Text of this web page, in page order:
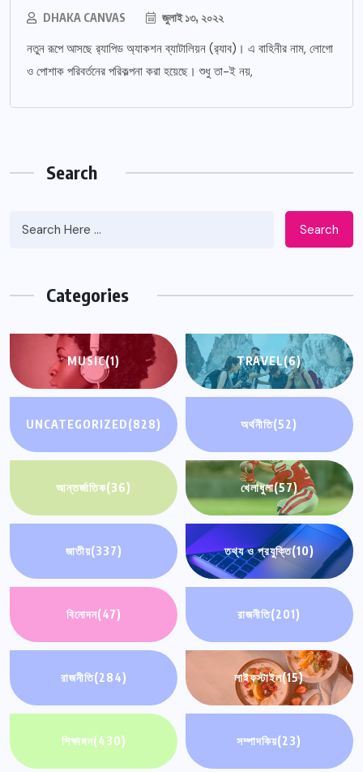
DHAKA CANVAS জুলাই ১৩, ২০২২
নতুন রূপে আসছে র‌্যাপিড অ্যাকশন ব্যাটালিয়ন (র‌্যাব)। এ বাহিনীর নাম, লোগো
ও পোশাক পরিবর্তনের পরিকল্পনা করা হয়েছে। শুধু তা-ই নয়,
Search
Search
Categories
MUSIC(1) TRAVEL(6)
UNCATEGORIZED(828) অর্থনীতি(52)
আন্তর্জাতিক(36) খেলাধুলা(57)
জাতীয়(337) তথ্য ও প্রযুক্তি(10)
বিনোদন(47) রাজনীতি(201)
রাজনীতি(284) লাইফস্টাইল(15)
শিক্ষাঙ্গন(430) সম্পাদকিয়(23)